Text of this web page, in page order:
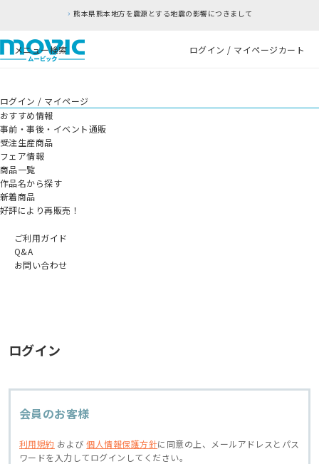
熊本県熊本地方を震源とする地震の影響につきまして
メニュー検索 ログイン / マイページカート
ログイン / マイページ
おすすめ情報
事前・事後・イベント通販
受注生産商品
フェア情報
商品一覧
作品名から探す
新着商品
好評により再販売！
ご利用ガイド
Q&A
お問い合わせ
ログイン
会員のお客様
利用規約 および個人情報保護方針に同意の上、
メールアドレスとパス
ワードを入力してログインしてください。